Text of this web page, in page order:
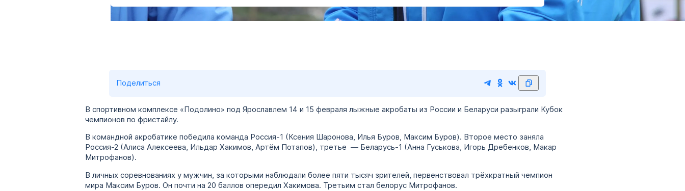
Поделиться
В спортивном комплексе «Подолино» под Ярославлем 14 и 15 февраля лыжные акробаты из России и Беларуси разыграли Кубок
чемпионов по фристайлу.
В командной акробатике победила команда Россия-1 (Ксения Шаронова, Илья Буров, Максим Буров). Второе место заняла
Россия-2 (Алиса Алексеева, Ильдар Хакимов, Артём Потапов), третье — Беларусь-1 (Анна Гуськова, Игорь Дребенков, Макар
Митрофанов).
В личных соревнованиях у мужчин, за которыми наблюдали более пяти тысяч зрителей, первенствовал трёхкратный чемпион
мира Максим Буров. Он почти на 20 баллов опередил Хакимова. Третьим стал белорус Митрофанов.